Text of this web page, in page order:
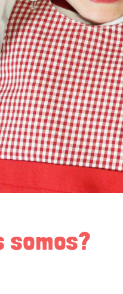
somos?